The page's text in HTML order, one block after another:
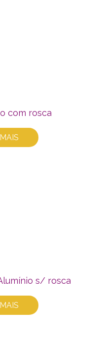
com rosca
s/ rosca